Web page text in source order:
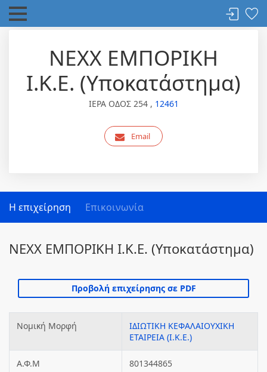
NEXX ΕΜΠΟΡΙΚΗ
Ι.Κ.Ε. (Υποκατάστημα)
ΙΕΡΑ ΟΔΟΣ 254 , 12461
Email
Η επιχείρηση Επικοινωνία
NEXX ΕΜΠΟΡΙΚΗ Ι.Κ.Ε. (Υποκατάστημα)
Νομική Μορφή
ΙΔΙΩΤΙΚΗ ΚΕΦΑΛΑΙΟΥΧΙΚΗ
ΕΤΑΙΡΕΙΑ (Ι.Κ.Ε.)
Α.Φ.Μ 801344865